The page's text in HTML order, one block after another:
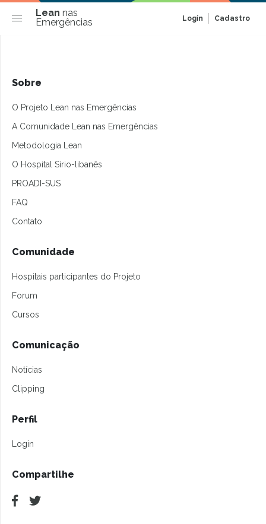
Lean nas
Emergências
Login Cadastro
Sobre
O Projeto Lean nas Emergências
A Comunidade Lean nas Emergências
Metodologia Lean
O Hospital Sírio-libanês
PROADI-SUS
FAQ
Contato
Comunidade
Hospitais participantes do Projeto
Forum
Cursos
Comunicação
Notícias
Clipping
Perfil
Login
Compartilhe